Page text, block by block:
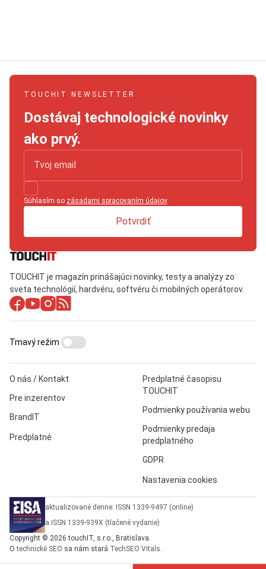
TOUCHIT NEWSLETTER
Dostávaj technologické novinky
ako prvý.
Súhlasím so zásadami spracovaním údajov.
Potvrdiť
TOUCHIT je magazín prinášajúci novinky, testy a analýzy zo
sveta technológií, hardvéru, softvéru či mobilných operátorov.
O nás / Kontakt
Pre inzerentov
BrandIT
Predplatné
Predplatné časopisu
TOUCHIT
Podmienky používania webu
Podmienky predaja
predplatného
GDPR
Nastavenia cookies
Tmavý režim
aktualizované denne: ISSN 1339-9497 (online)
a ISSN 1339-939X (tlačené vydanie)
Copyright © 2026 touchIT, s.r.o., Bratislava.
Otechnické SEO sa nám stará TechSEO Vitals.